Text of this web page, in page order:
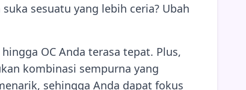
sesuatu yang lebih ceria? Ubah
OC Anda terasa tepat. Plus,
kombinasi sempurna yang
sehingga Anda dapat fokus